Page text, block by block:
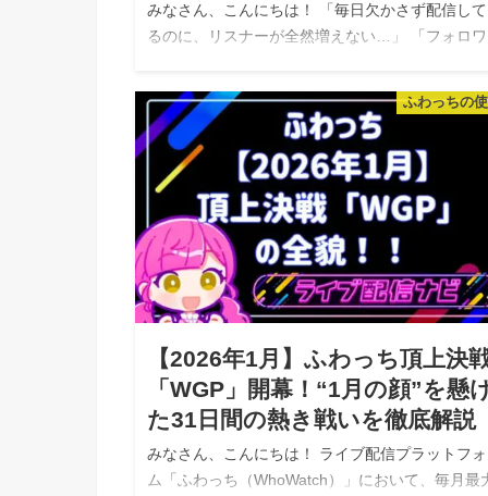
みなさん、こんにちは！ 「毎日欠かさず配信し
るのに、リスナーが全然増えない…」 「フォロ
い…」 ふわっちで配信を始めたばかりの頃や、
悩んでいる時期は、誰しもが一度…
ふわっちの
【2026年1月】ふわっち頂上決
「WGP」開幕！“1月の顔”を懸
た31日間の熱き戦いを徹底解説
みなさん、こんにちは！ ライブ配信プラットフ
ム「ふわっち（WhoWatch）」において、毎月最